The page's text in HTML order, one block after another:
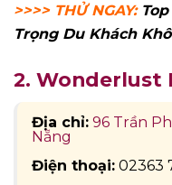
>>>> THỬ NGAY:
Trọng Du Khách
2. Wonderlust
Địa chỉ: 96 Trần
Nẵng
Điện thoại: 02363